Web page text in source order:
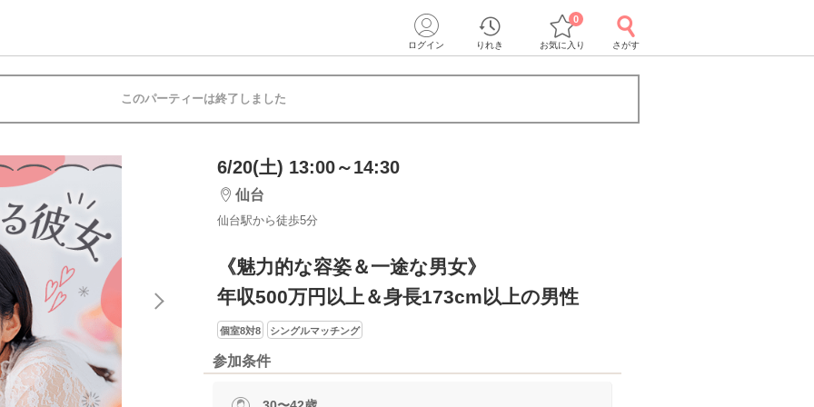
ログイン りれき お気に入り
0
さがす
このパーティーは終了しました
6/20(土) 13:00～14:30
仙台
仙台駅から徒歩5分
《魅力的な容姿＆一途な男女》
年収500万円以上＆身長173cm以上の男性
個室8対8 シングルマッチング
参加条件